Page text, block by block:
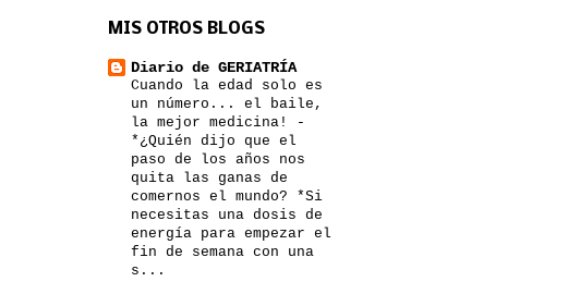
MIS OTROS BLOGS
Diario de GERIATRÍA
Cuando la edad solo es
un número... el baile,
la mejor medicina!
-
*¿Quién dijo que el
paso de los años nos
quita las ganas de
comernos el mundo? *Si
necesitas una dosis de
energía para empezar el
fin de semana con una
s...